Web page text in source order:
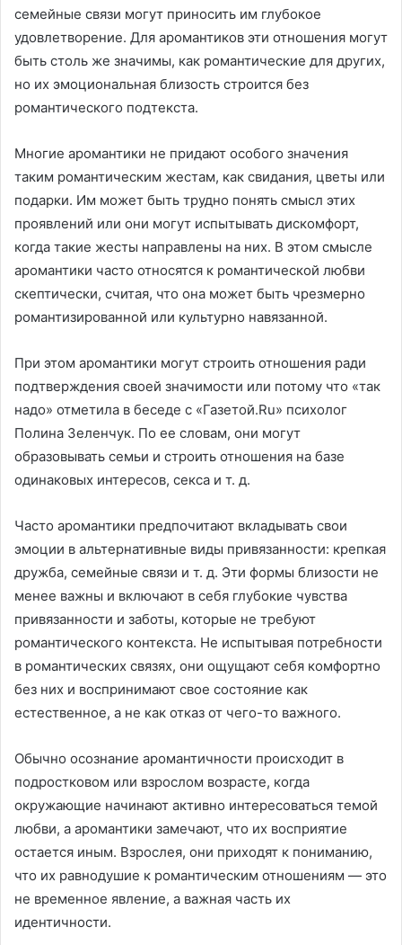
семейные связи могут приносить им глубокое
удовлетворение. Для аромантиков эти отношения могут
быть столь же значимы, как романтические для других,
но их эмоциональная близость строится без
романтического подтекста.
Многие аромантики не придают особого значения
таким романтическим жестам, как свидания, цветы или
подарки. Им может быть трудно понять смысл этих
проявлений или они могут испытывать дискомфорт,
когда такие жесты направлены на них. В этом смысле
аромантики часто относятся к романтической любви
скептически, считая, что она может быть чрезмерно
романтизированной или культурно навязанной.
При этом аромантики могут строить отношения ради
подтверждения своей значимости или потому что «так
надо» отметила в беседе с «Газетой.Ru» психолог
Полина Зеленчук. По ее словам, они могут
образовывать семьи и строить отношения на базе
одинаковых интересов, секса и т. д.
Часто аромантики предпочитают вкладывать свои
эмоции в альтернативные виды привязанности: крепкая
дружба, семейные связи и т. д. Эти формы близости не
менее важны и включают в себя глубокие чувства
привязанности и заботы, которые не требуют
романтического контекста. Не испытывая потребности
в романтических связях, они ощущают себя комфортно
без них и воспринимают свое состояние как
естественное, а не как отказ от чего-то важного.
Обычно осознание аромантичности происходит в
подростковом или взрослом возрасте, когда
окружающие начинают активно интересоваться темой
любви, а аромантики замечают, что их восприятие
остается иным. Взрослея, они приходят к пониманию,
что их равнодушие к романтическим отношениям — это
не временное явление, а важная часть их
идентичности.